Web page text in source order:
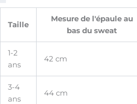
Taille
Mesure de l'épaule au
bas du sweat
1-2
ans
42 cm
3-4
ans
44 cm